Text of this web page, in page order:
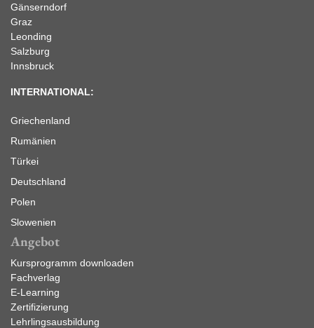
Gänserndorf
Graz
Leonding
Salzburg
Innsbruck
INTERNATIONAL:
Griechenland
Rumänien
Türkei
Deutschland
Polen
Slowenien
Angebot
Kursprogramm downloaden
Fachverlag
E-Learning
Zertifizierung
Lehrlingsausbildung